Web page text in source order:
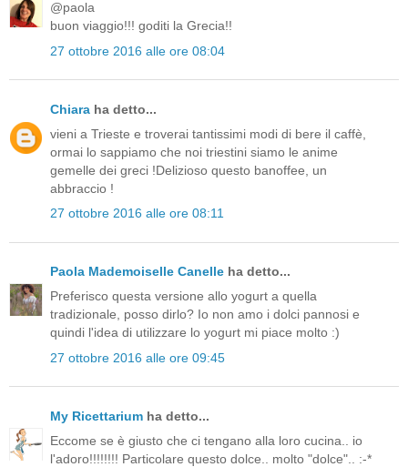
@paola
buon viaggio!!! goditi la Grecia!!
27 ottobre 2016 alle ore 08:04
Chiara ha detto...
vieni a Trieste e troverai tantissimi modi di bere il caffè,
ormai lo sappiamo che noi triestini siamo le anime
gemelle dei greci !Delizioso questo banoffee, un
abbraccio !
27 ottobre 2016 alle ore 08:11
Paola Mademoiselle Canelle ha detto...
Preferisco questa versione allo yogurt a quella
tradizionale, posso dirlo? Io non amo i dolci pannosi e
quindi l'idea di utilizzare lo yogurt mi piace molto :)
27 ottobre 2016 alle ore 09:45
My Ricettarium ha detto...
Eccome se è giusto che ci tengano alla loro cucina.. io
l'adoro!!!!!!!! Particolare questo dolce.. molto "dolce".. :-*